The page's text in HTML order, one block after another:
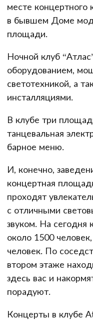
месте концертного
в бывшем Доме
площади.
Ночной клуб
оборудованием,
светотехникой, а
инсталляциями.
В клубе три
танцевальная
барное меню.
И, конечно,
концертная
проходят
с отличными
звуком. На сегодня
около 1500
человек. По
втором этаже
здесь вас и
порадуют.
Концерты в клубе